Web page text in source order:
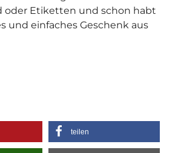
oder Etiketten und schon habt
und einfaches Geschenk aus
teilen